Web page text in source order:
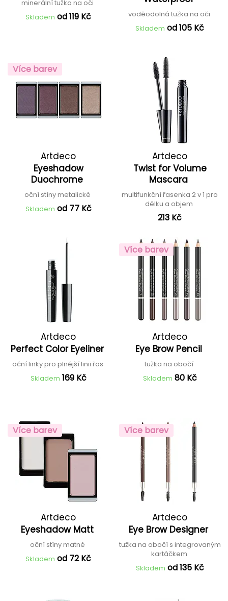
minerální tužka na oči
Skladem od 119 Kč
voděodolná tužka na oči
Skladem od 105 Kč
Více barev
Artdeco
Eyeshadow
Duochrome
oční stíny metalické
Skladem od 77 Kč
Artdeco
Twist for Volume
Mascara
multifunkční řasenka 2 v 1 pro
délku a objem
213 Kč
Artdeco
Perfect Color Eyeliner
oční linky pro plnější linii řas
Skladem 169 Kč
Více barev
Artdeco
Eye Brow Pencil
tužka na obočí
Skladem 80 Kč
Více barev
Artdeco
Eyeshadow Matt
oční stíny matné
Skladem od 72 Kč
Více barev
Artdeco
Eye Brow Designer
tužka na obočí s integrovaným
kartáčkem
Skladem od 135 Kč